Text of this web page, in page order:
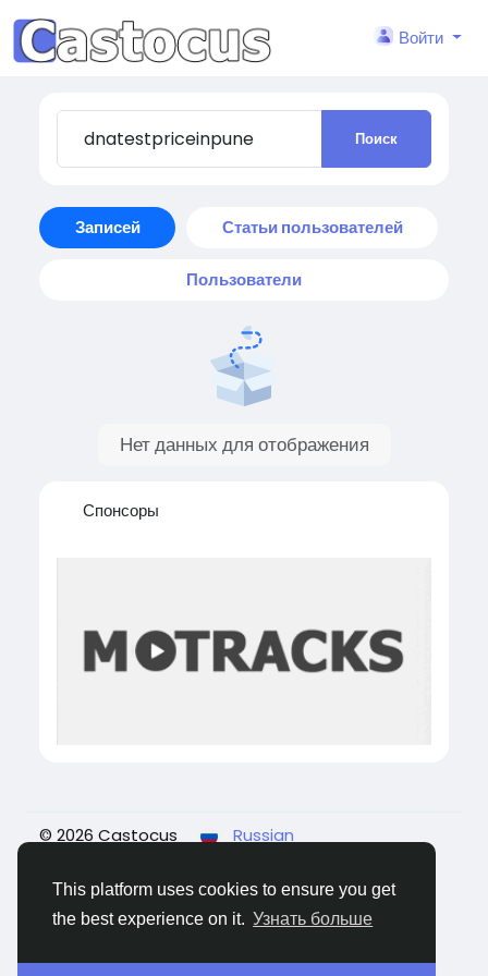
This platform uses cookies to ensure you get
the best experience on it. Узнать больше
Войти
Поиск
Записей Статьи пользователей
Пользователи
Нет данных для отображения
Спонсоры
© 2026 Castocus
Russian
Конфиденциальность Условия использования
Свяжитесь с нами